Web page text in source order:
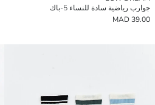
جوارب رياضية سادة للنساء 5-باك
39.00 MAD